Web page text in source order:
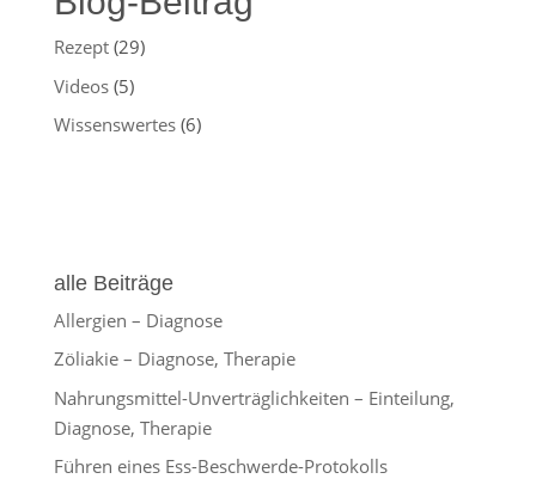
Rezept(29)
Videos(5)
Wissenswertes(6)
alle Beiträge
Allergien – Diagnose
Zöliakie – Diagnose, Therapie
Nahrungsmittel-Unverträglichkeiten – Einteilung,
Diagnose, Therapie
Führen eines Ess-Beschwerde-Protokolls